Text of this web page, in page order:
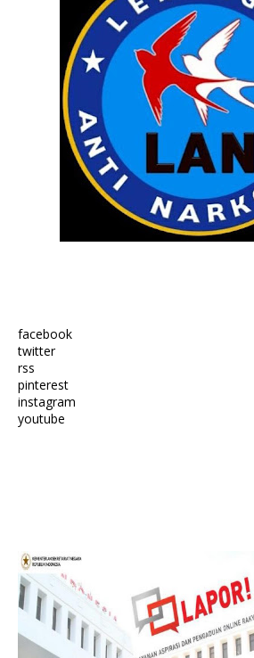
facebook
twitter
rss
pinterest
instagram
youtube